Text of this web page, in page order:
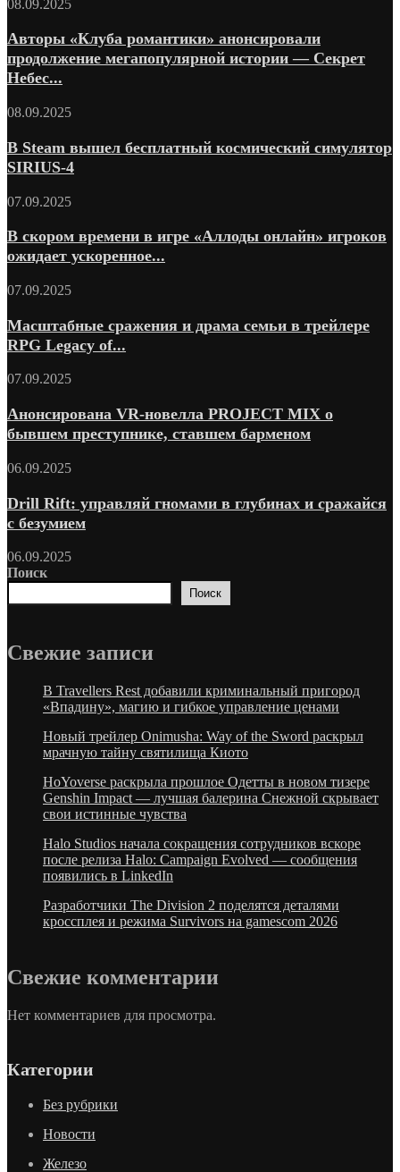
08.09.2025
Авторы «Клуба романтики» анонсировали
продолжение мегапопулярной истории — Секрет
Небес...
08.09.2025
В Steam вышел бесплатный космический симулятор
SIRIUS-4
07.09.2025
В скором времени в игре «Аллоды онлайн» игроков
ожидает ускоренное...
07.09.2025
Масштабные сражения и драма семьи в трейлере
RPG Legacy of...
07.09.2025
Анонсирована VR-новелла PROJECT MIX о
бывшем преступнике, ставшем барменом
06.09.2025
Drill Rift: управляй гномами в глубинах и сражайся
с безумием
06.09.2025
Поиск
Поиск
Свежие запиcи
В Travellers Rest добавили криминальный пригород
«Впадину», магию и гибкое управление ценами
Новый трейлер Onimusha: Way of the Sword раскрыл
мрачную тайну святилища Киото
HoYoverse раскрыла прошлое Одетты в новом тизере
Genshin Impact — лучшая балерина Снежной скрывает
свои истинные чувства
Halo Studios начала сокращения сотрудников вскоре
после релиза Halo: Campaign Evolved — сообщения
появились в LinkedIn
Разработчики The Division 2 поделятся деталями
кроссплея и режима Survivors на gamescom 2026
Свежие комментарии
Нет комментариев для просмотра.
Категории
Без рубрики
Новости
Железо